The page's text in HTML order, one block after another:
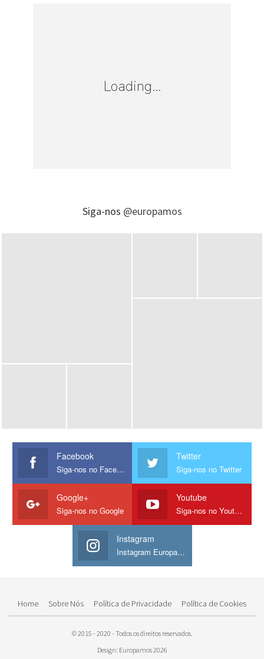
Loading...
Siga-nos @europamos
Facebook
Siga-nos no Facebook
Twitter
Siga-nos no Twitter
Google+
Siga-nos no Google
Youtube
Siga-nos no Youtube
Instagram
Instagram Europamos
Home Sobre Nós Política de Privacidade Política de Cookies
© 2015 - 2020 - Todos os direitos reservados.
Design: Europamos 2026